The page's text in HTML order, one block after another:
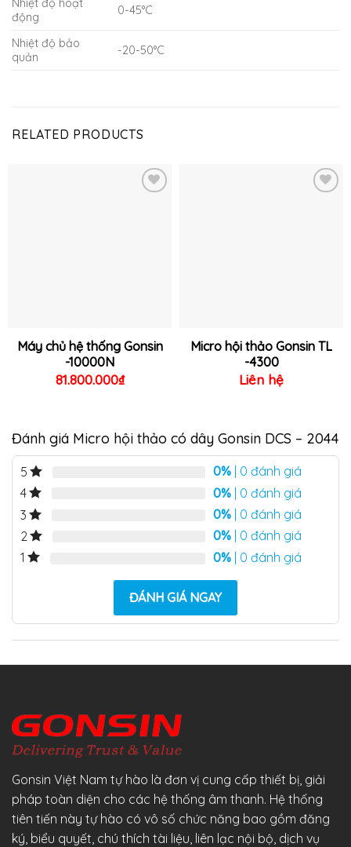
động
0-45°C
Nhiệt độ bảo
quản
-20-50°C
RELATED PRODUCTS
Máy chủ hệ thống Gonsin
-10000N
81.800.000₫
Micro hội thảo Gonsin TL
-4300
Liên hệ
Đánh giá Micro hội thảo có dây Gonsin DCS – 2044
5 0% | 0 đánh giá
4
0% | 0 đánh giá
3
0% | 0 đánh giá
2
0% | 0 đánh giá
1
0% | 0 đánh giá
ĐÁNH GIÁ NGAY
Gonsin Việt Nam tự hào là đơn vị cung cấp thiết bị, giải
pháp toàn diện cho các hệ thống âm thanh. Hệ thống
tiên tiến này tự hào có vô số chức năng bao gồm đăng
ký, biểu quyết, chú thích tài liệu, liên lạc nội bộ, dịch vụ